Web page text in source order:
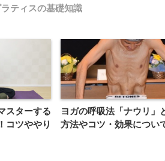
ティスの基礎知識
スターする
コツややり
ヨガの呼吸法「ナウリ」
方法やコツ・効果につい